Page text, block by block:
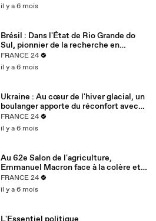
il y a 6 mois
Brésil : Dans l'État de Rio Grande do
Sul, pionnier de la recherche en
agriculture durable
FRANCE 24
il y a 6 mois
Ukraine : Au cœur de l'hiver glacial, un
boulanger apporte du réconfort avec
son pain
FRANCE 24
il y a 6 mois
Au 62e Salon de l'agriculture,
Emmanuel Macron face à la colère et
aux inquiétudes des agriculteurs
FRANCE 24
il y a 6 mois